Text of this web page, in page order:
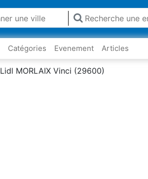
Catégories Evenement Articles
Lidl MORLAIX Vinci (29600)